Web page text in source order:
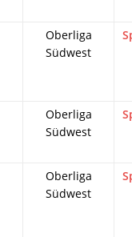
Oberliga
Südwest
Oberliga
Südwest
Oberliga
Südwest